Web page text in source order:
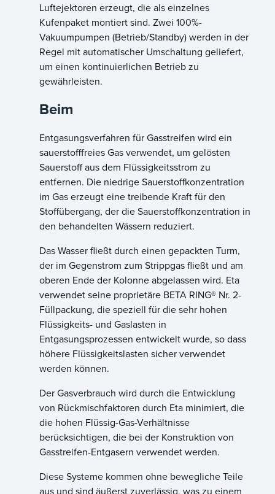
Luftejektoren erzeugt, die als einzelnes
Kufenpaket montiert sind. Zwei 100%-
Vakuumpumpen (Betrieb/Standby) werden in der
Regel mit automatischer Umschaltung geliefert,
um einen kontinuierlichen Betrieb zu
gewährleisten.
Beim
Entgasungsverfahren für Gasstreifen wird ein
sauerstofffreies Gas verwendet, um gelösten
Sauerstoff aus dem Flüssigkeitsstrom zu
entfernen. Die niedrige Sauerstoffkonzentration
im Gas erzeugt eine treibende Kraft für den
Stoffübergang, der die Sauerstoffkonzentration in
den behandelten Wässern reduziert.
Das Wasser fließt durch einen gepackten Turm,
der im Gegenstrom zum Strippgas fließt und am
oberen Ende der Kolonne abgelassen wird. Eta
verwendet seine proprietäre BETA RING® Nr. 2-
Füllpackung, die speziell für die sehr hohen
Flüssigkeits- und Gaslasten in
Entgasungsprozessen entwickelt wurde, so dass
höhere Flüssigkeitslasten sicher verwendet
werden können.
Der Gasverbrauch wird durch die Entwicklung
von Rückmischfaktoren durch Eta minimiert, die
die hohen Flüssig-Gas-Verhältnisse
berücksichtigen, die bei der Konstruktion von
Gasstreifen-Entgasern verwendet werden.
Diese Systeme kommen ohne bewegliche Teile
aus und sind äußerst zuverlässig, was zu einem